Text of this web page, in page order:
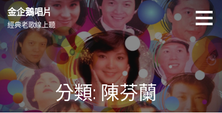
至
主
要
內
金企鵝唱片
經典老歌線上聽
分類: 陳芬蘭